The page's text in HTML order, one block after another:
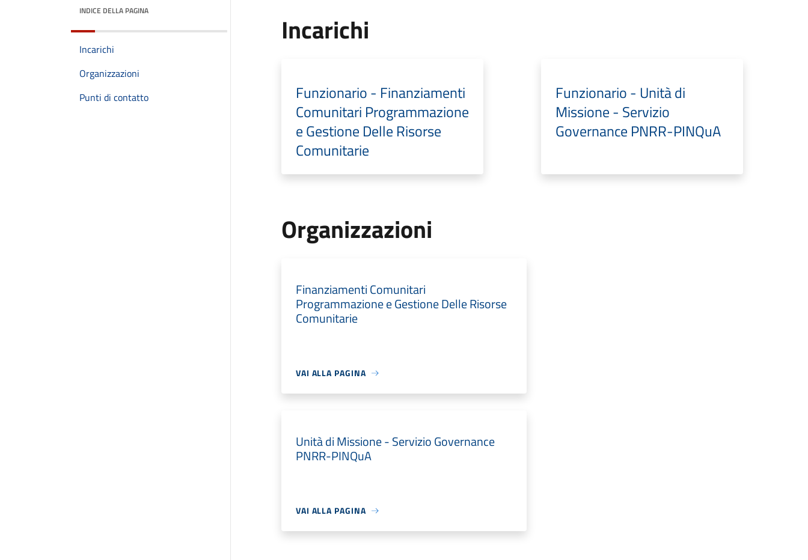
INDICE DELLA PAGINA
Incarichi
Organizzazioni
Punti di contatto
Incarichi
Funzionario - Finanziamenti
Comunitari Programmazione
e Gestione Delle Risorse
Comunitarie
Funzionario - Unità di
Missione - Servizio
Governance PNRR-PINQuA
Organizzazioni
Finanziamenti Comunitari
Programmazione e Gestione Delle Risorse
Comunitarie
VAI ALLA PAGINA
Unità di Missione - Servizio Governance
PNRR-PINQuA
VAI ALLA PAGINA